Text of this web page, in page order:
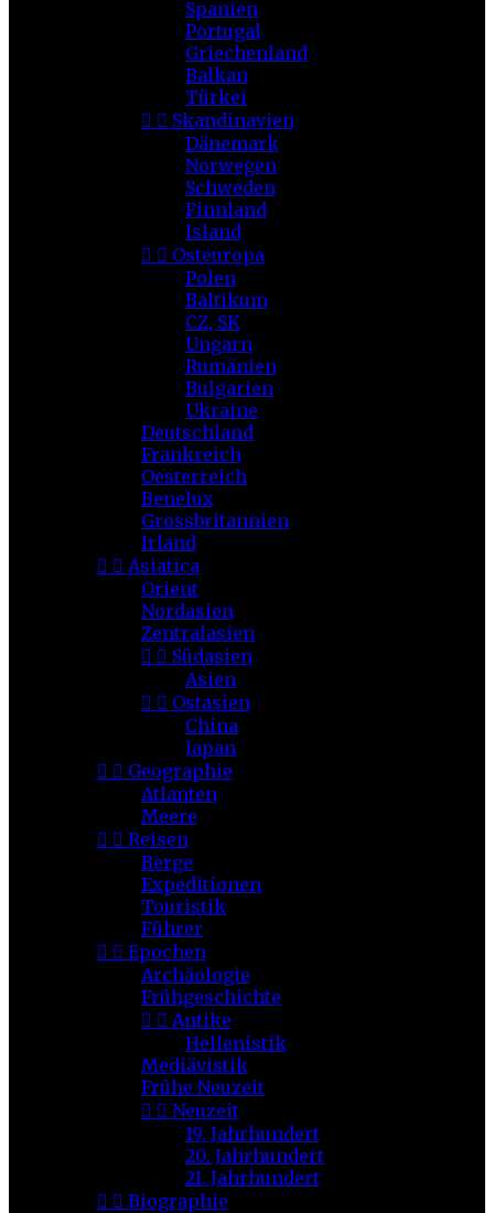
Spanien
Portugal
Griechenland
Balkan
Türkei
  Skandinavien
Dänemark
Norwegen
Schweden
Finnland
Island
  Osteuropa
Polen
Baltikum
CZ, SK
Ungarn
Rumänien
Bulgarien
Ukraine
Deutschland
Frankreich
Oesterreich
Benelux
Grossbritannien
Irland
  Asiatica
Orient
Nordasien
Zentralasien
  Südasien
Asien
  Ostasien
China
Japan
  Geographie
Atlanten
Meere
  Reisen
Berge
Expeditionen
Touristik
Führer
  Epochen
Archäologie
Frühgeschichte
  Antike
Hellenistik
Mediävistik
Frühe Neuzeit
  Neuzeit
19. Jahrhundert
20. Jahrhundert
21. Jahrhundert
  Biographie